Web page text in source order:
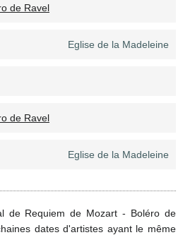
de Ravel
Eglise de la Madeleine
de Ravel
Eglise de la Madeleine
de Requiem de Mozart - Boléro de
dates d'artistes ayant le même